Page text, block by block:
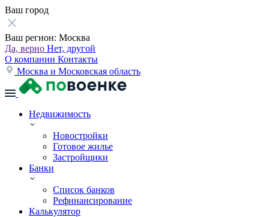
Ваш город
Ваш регион: Москва
Да, верно Нет, другой
О компании Контакты
Москва и Московская область
Недвижимость
Новостройки
Готовое жилье
Застройщики
Банки
Список банков
Рефинансирование
Калькулятор